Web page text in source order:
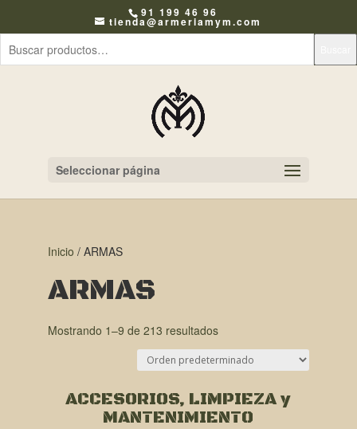
91 199 46 96
tienda@armeriamym.com
Seleccionar página
Inicio / ARMAS
ARMAS
Mostrando 1–9 de 213 resultados
ACCESORIOS, LIMPIEZA y
MANTENIMIENTO